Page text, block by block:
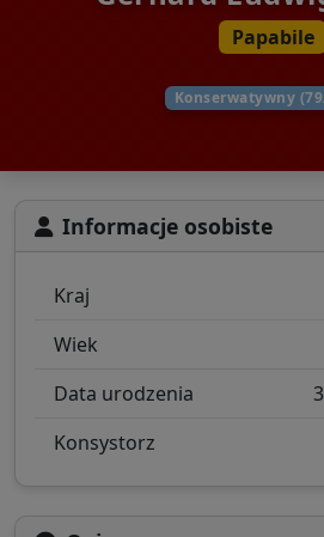
Papabile
Konserwatywny
Informacje osobiste
Kraj
Wiek
Data urodzenia
Konsystorz